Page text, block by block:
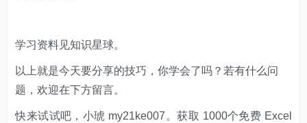
学习资料见知识星球。
以上就是今天要分享的技巧，你学会了吗？若有什么问
题，欢迎在下方留言。
快来试试吧，小琥 my21ke007。获取 1000个免费 Excel